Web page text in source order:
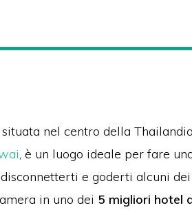
nel centro della
, è un luogo ideale per fare
e goderti alcuni
in uno dei 5 migliori hotel